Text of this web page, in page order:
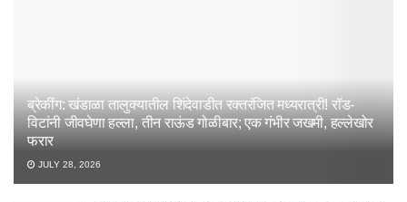
ब्रेकींग: खंडाळा तालुक्यातील शिंदेवाडीत रक्तरंजित मध्यरात्री! रॉड-
विटांनी जीवघेणा हल्ला, तीन राऊंड गोळीबार; एक गंभीर जखमी, हल्लेखोर
फरार
JULY 28, 2026